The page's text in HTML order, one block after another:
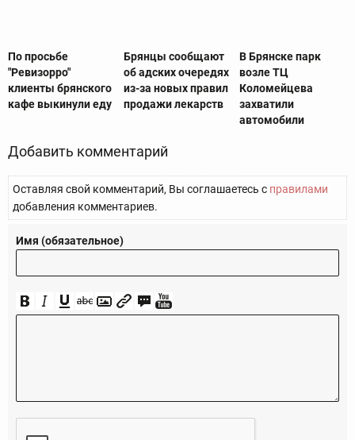
По просьбе
"Ревизорро"
клиенты брянского
кафе выкинули еду
Брянцы сообщают
об адских очередях
из-за новых правил
продажи лекарств
В Брянске парк
возле ТЦ
Коломейцева
захватили
автомобили
Добавить комментарий
Оставляя свой комментарий, Вы соглашаетесь с правилами
добавления комментариев.
Имя (обязательное)